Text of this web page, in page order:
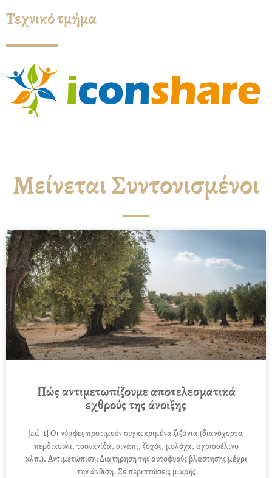
Τεχνικό τμήμα
Μείνεται Συντονισμένοι
Πώς αντιμετωπίζουμε αποτελεσματικά
εχθρούς της άνοιξης
[ad_1] Οι νύμφες προτιμούν συγκεκριμένα ζιζάνια (διανόχορτο,
περδικούλι, τσουκνίδα, σινάπι, ζοχός, μολόχα, αγριοσέλινο
κλπ.). Αντιμετώπιση: Διατήρηση της αυτοφυούς βλάστησης μέχρι
την άνθιση. Σε περιπτώσεις μικρής